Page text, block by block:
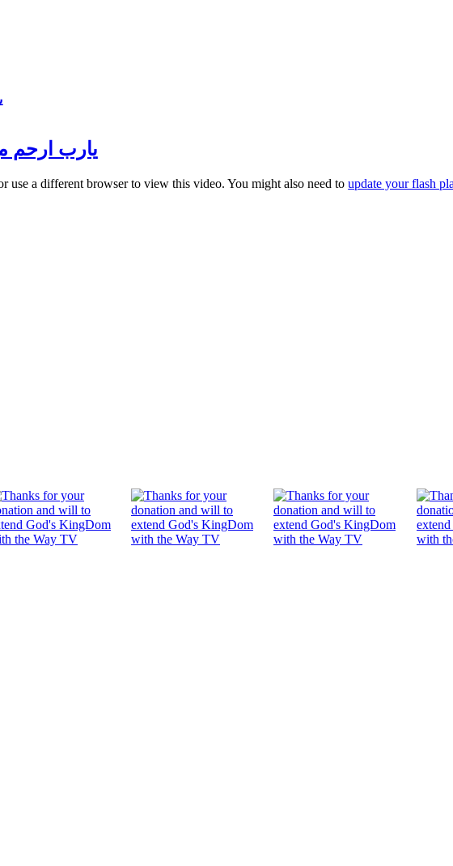
يارب ارحم مع
use a different browser to view this video. You might also need toupdate your flash